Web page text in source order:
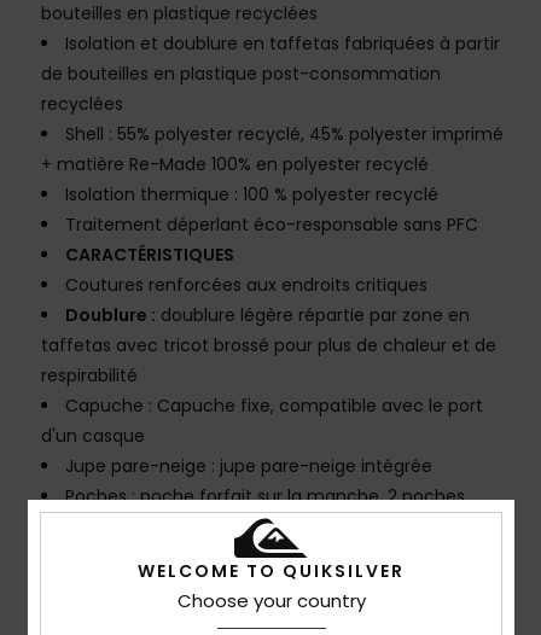
bouteilles en plastique recyclées
Isolation et doublure en taffetas fabriquées à partir
de bouteilles en plastique post-consommation
recyclées
Shell : 55% polyester recyclé, 45% polyester imprimé
+ matière Re-Made 100% en polyester recyclé
Isolation thermique : 100 % polyester recyclé
Traitement déperlant éco-responsable sans PFC
CARACTÉRISTIQUES
Coutures renforcées aux endroits critiques
Doublure : doublure légère répartie par zone en
taffetas avec tricot brossé pour plus de chaleur et de
respirabilité
Capuche : Capuche fixe, compatible avec le port
d'un casque
Jupe pare-neige : jupe pare-neige intégrée
Poches : poche forfait sur la manche, 2 poches
chauffe-mains, poche multimédia interne, grande
poche intérieure en mesh
Aération : Aérations doublées en mesh sous les bras
WELCOME TO QUIKSILVER
Choose your country